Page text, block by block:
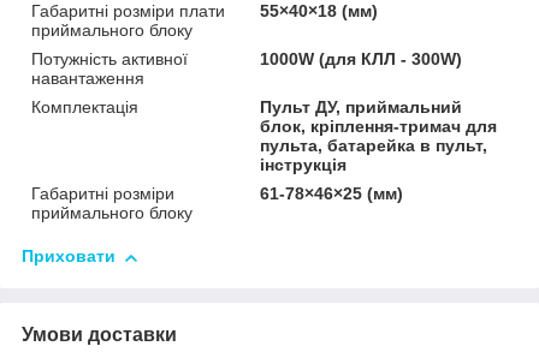
Габаритні розміри плати
приймального блоку
55×40×18 (мм)
Потужність активної
навантаження
1000W (для КЛЛ - 300W)
Комплектація
Пульт ДУ, приймальний
блок, кріплення-тримач для
пульта, батарейка в пульт,
інструкція
Габаритні розміри
приймального блоку
61-78×46×25 (мм)
Приховати
Умови доставки